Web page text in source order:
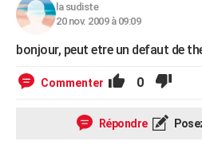
la sudiste
20 nov. 2009 à 09:09
bonjour, peut etre un defaut de
Commenter 0
Répondre